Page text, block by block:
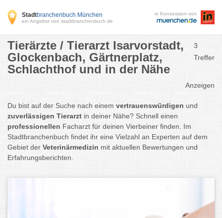
Stadtbranchenbuch München
ein Angebot von stadtbranchenbuch.de
in Konzession von
Tierärzte / Tierarzt Isarvorstadt,
Glockenbach, Gärtnerplatz,
Schlachthof und in der Nähe
3
Treffer
Anzeigen
Du bist auf der Suche nach einem vertrauenswürdigen und
zuverlässigen Tierarzt in deiner Nähe? Schnell einen
professionellen Facharzt für deinen Vierbeiner finden. Im
Stadtbranchenbuch findet ihr eine Vielzahl an Experten auf dem
Gebiet der Veterinärmedizin mit aktuellen Bewertungen und
Erfahrungsberichten.